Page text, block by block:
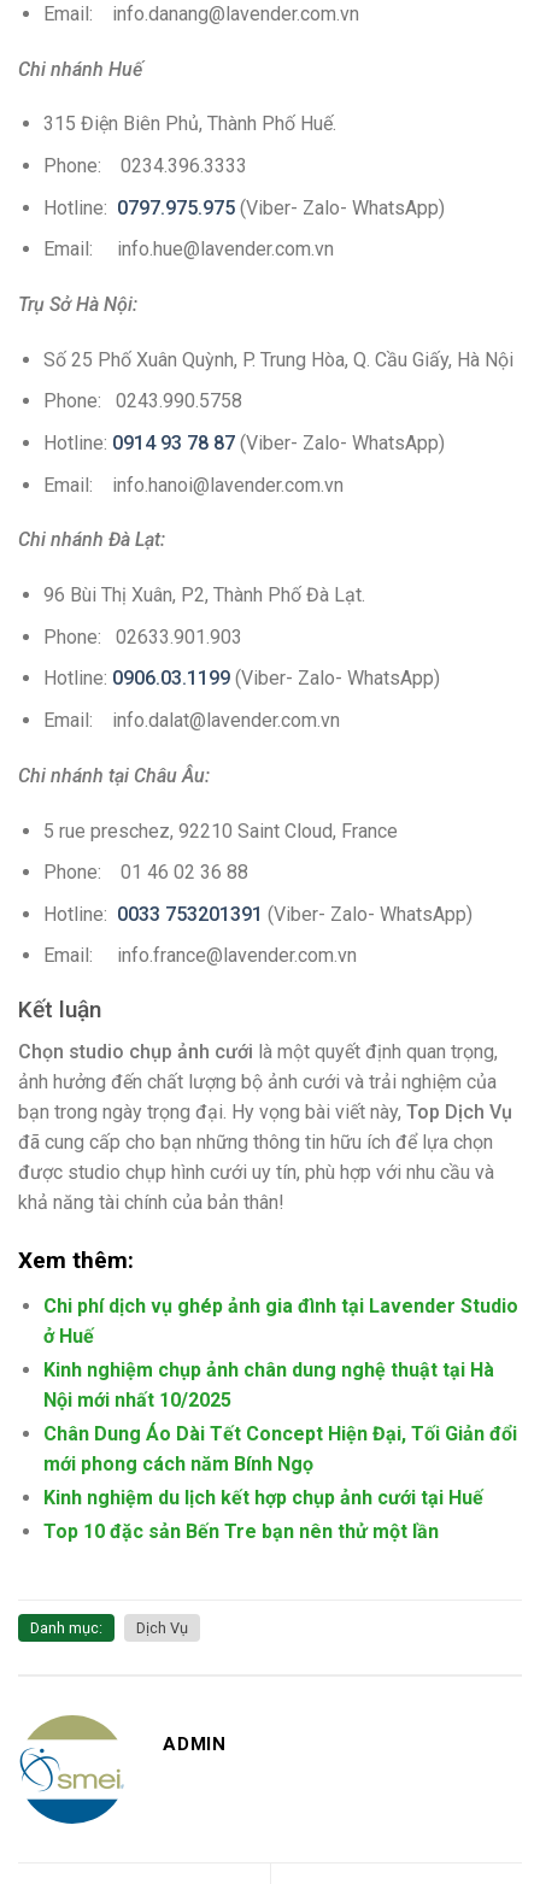
Email: info.danang@lavender.com.vn
Chi nhánh Huế
315 Điện Biên Phủ, Thành Phố Huế.
Phone: 0234.396.3333
Hotline: 0797.975.975(Viber- Zalo- WhatsApp)
Email: info.hue@lavender.com.vn
Trụ Sở Hà Nội:
Số 25 Phố Xuân Quỳnh, P. Trung Hòa, Q. Cầu Giấy, Hà Nội
Phone: 0243.990.5758
Hotline: 0914 93 78 87(Viber- Zalo- WhatsApp)
Email: info.hanoi@lavender.com.vn
Chi nhánh Đà Lạt:
96 Bùi Thị Xuân, P2, Thành Phố Đà Lạt.
Phone: 02633.901.903
Hotline: 0906.03.1199(Viber- Zalo- WhatsApp)
Email: info.dalat@lavender.com.vn
Chi nhánh tại Châu Âu:
5 rue preschez, 92210 Saint Cloud, France
Phone: 01 46 02 36 88
Hotline: 0033 753201391 (Viber- Zalo- WhatsApp)
Email: info.france@lavender.com.vn
Kết luận
Chọn studio chụp ảnh cưới là một quyết định quan trọng,
ảnh hưởng đến chất lượng bộ ảnh cưới và trải nghiệm của
bạn trong ngày trọng đại. Hy vọng bài viết này, Top Dịch Vụ
đã cung cấp cho bạn những thông tin hữu ích để lựa chọn
được studio chụp hình cưới uy tín, phù hợp với nhu cầu và
khả năng tài chính của bản thân!
Xem thêm:
Chi phí dịch vụ ghép ảnh gia đình tại Lavender Studio
ở Huế
Kinh nghiệm chụp ảnh chân dung nghệ thuật tại Hà
Nội mới nhất 10/2025
Chân Dung Áo Dài Tết Concept Hiện Đại, Tối Giản đổi
mới phong cách năm Bính Ngọ
Kinh nghiệm du lịch kết hợp chụp ảnh cưới tại Huế
Top 10 đặc sản Bến Tre bạn nên thử một lần
Danh mục: Dịch Vụ
ADMIN